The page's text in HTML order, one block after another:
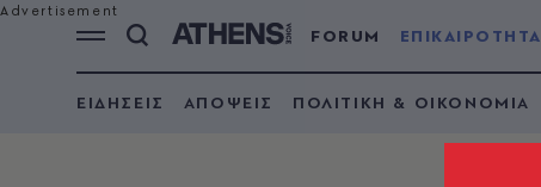
FORUM ΕΠΙΚΑΙΡΟΤΗΤΑ
ΕΙΔΗΣΕΙΣ ΑΠΟΨΕΙΣ ΠΟΛΙΤΙΚΗ & ΟΙΚΟΝΟΜΙΑ